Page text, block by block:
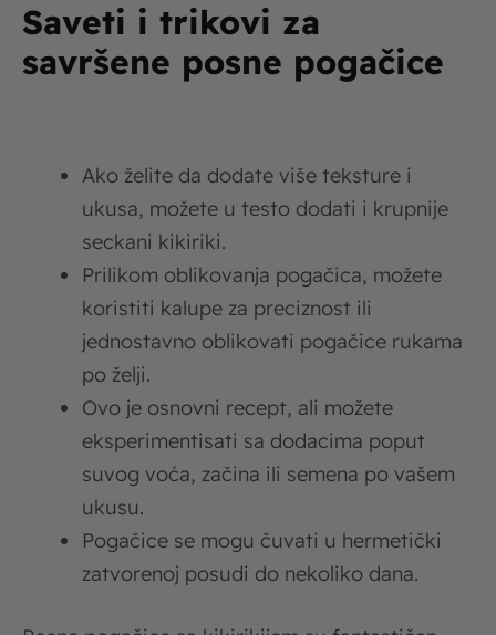
Saveti i trikovi za
savršene posne pogačice
Ako želite da dodate više teksture i
ukusa, možete u testo dodati i krupnije
seckani kikiriki.
Prilikom oblikovanja pogačica, možete
koristiti kalupe za preciznost ili
jednostavno oblikovati pogačice rukama
po želji.
Ovo je osnovni recept, ali možete
eksperimentisati sa dodacima poput
suvog voća, začina ili semena po vašem
ukusu.
Pogačice se mogu čuvati u hermetički
zatvorenoj posudi do nekoliko dana.